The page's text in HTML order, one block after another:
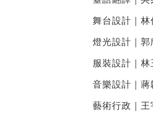
舞台設計｜林
燈光設計｜郭
服裝設計｜林
音樂設計｜蔣
藝術行政｜王